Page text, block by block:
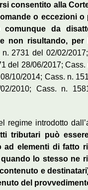
consentito alla
o eccezioni
da
non risultando, per
n. 2731 del 02/02/
del 28/06/2017;
10/2014; Cass. n.
2010; Cass. n.
regime introdotto
tributari può
ad elementi di fatto
lo stesso ne
e
del